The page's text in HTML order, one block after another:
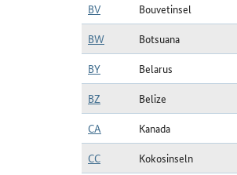
BV
Bouvetinsel
BW
Botsuana
BY
Belarus
BZ
Belize
CA
Kanada
CC
Kokosinseln